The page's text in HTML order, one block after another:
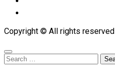
Copyright © All rights reserved
Search
for: